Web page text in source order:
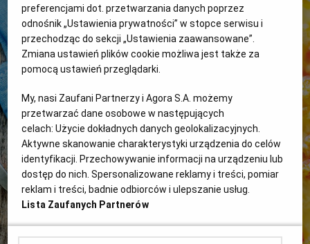
preferencjami dot. przetwarzania danych poprzez
odnośnik „Ustawienia prywatności” w stopce serwisu i
przechodząc do sekcji „Ustawienia zaawansowane”.
Zmiana ustawień plików cookie możliwa jest także za
pomocą ustawień przeglądarki.
My, nasi Zaufani Partnerzy i Agora S.A. możemy
przetwarzać dane osobowe w następujących
celach:Użycie dokładnych danych geolokalizacyjnych.
Aktywne skanowanie charakterystyki urządzenia do celów
identyfikacji. Przechowywanie informacji na urządzeniu lub
dostęp do nich. Spersonalizowane reklamy i treści, pomiar
reklam i treści, badnie odbiorców i ulepszanie usług.
Lista Zaufanych Partnerów